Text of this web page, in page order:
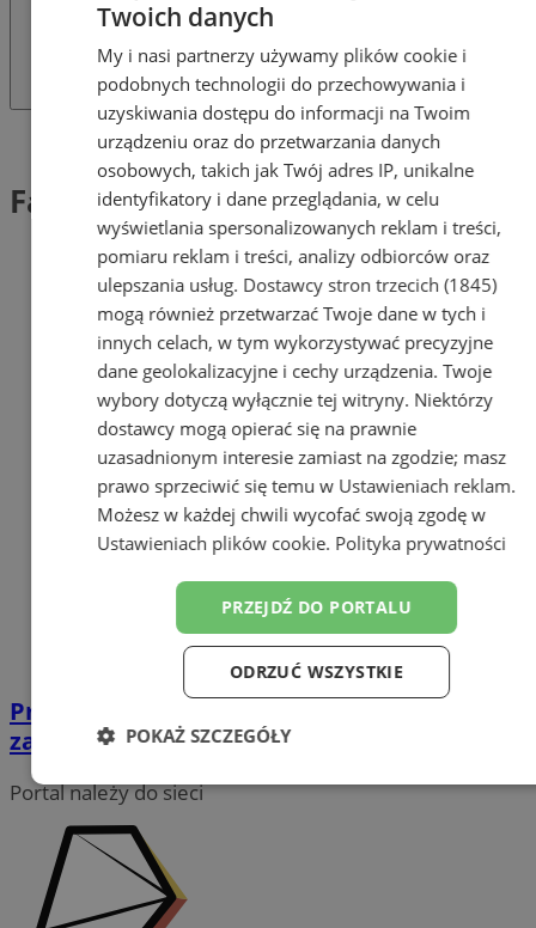
Tag: Fałszerstwo
Fałszerstwo (1)
Przewoźnicy fałszowali oświadczenia przy
zakupie węgla
Portal należy do sieci
Twoich danych
My i nasi partnerzy używamy plików cookie i
podobnych technologii do przechowywania i
uzyskiwania dostępu do informacji na Twoim
urządzeniu oraz do przetwarzania danych
osobowych, takich jak Twój adres IP, unikalne
identyfikatory i dane przeglądania, w celu
wyświetlania spersonalizowanych reklam i treści,
pomiaru reklam i treści, analizy odbiorców oraz
ulepszania usług. Dostawcy stron trzecich (1845)
mogą również przetwarzać Twoje dane w tych i
innych celach, w tym wykorzystywać precyzyjne
dane geolokalizacyjne i cechy urządzenia. Twoje
wybory dotyczą wyłącznie tej witryny. Niektórzy
dostawcy mogą opierać się na prawnie
uzasadnionym interesie zamiast na zgodzie; masz
prawo sprzeciwić się temu w Ustawieniach reklam.
Możesz w każdej chwili wycofać swoją zgodę w
Ustawieniach plików cookie. Polityka prywatności
PRZEJDŹ DO PORTALU
ODRZUĆ WSZYSTKIE
POKAŻ SZCZEGÓŁY
Niezbędne Wydajność Targetowanie
Funkcjonalność